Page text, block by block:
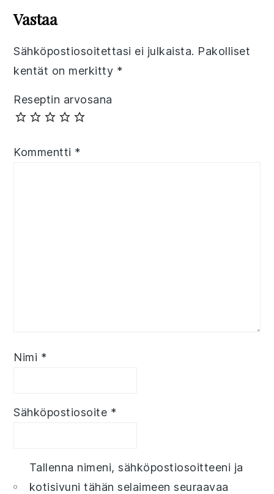
Interactions
Vastaa
Sähköpostiosoitettasi ei julkaista. Pakolliset
kentät on merkitty *
Reseptin arvosana
Kommentti *
Nimi *
Sähköpostiosoite *
Tallenna nimeni, sähköpostiosoitteeni ja
kotisivuni tähän selaimeen seuraavaa